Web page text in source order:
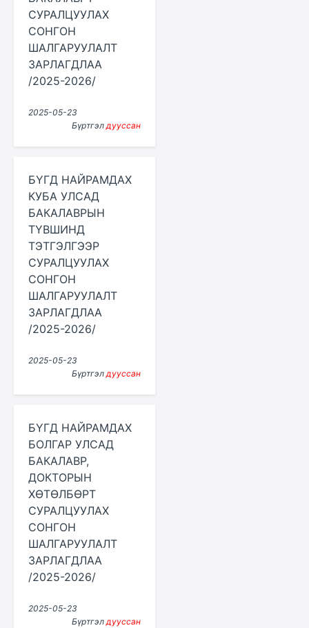
СУРАЛЦУУЛАХ
СОНГОН
ШАЛГАРУУЛАЛТ
ЗАРЛАГДЛАА
/2025-2026/
2025-05-23
Бүртгэлдууссан
БҮГД НАЙРАМДАХ
КУБА УЛСАД
БАКАЛАВРЫН
ТҮВШИНД
ТЭТГЭЛГЭЭР
СУРАЛЦУУЛАХ
СОНГОН
ШАЛГАРУУЛАЛТ
ЗАРЛАГДЛАА
/2025-2026/
2025-05-23
Бүртгэлдууссан
БҮГД НАЙРАМДАХ
БОЛГАР УЛСАД
БАКАЛАВР,
ДОКТОРЫН
ХӨТӨЛБӨРТ
СУРАЛЦУУЛАХ
СОНГОН
ШАЛГАРУУЛАЛТ
ЗАРЛАГДЛАА
/2025-2026/
2025-05-23
Бүртгэлдууссан